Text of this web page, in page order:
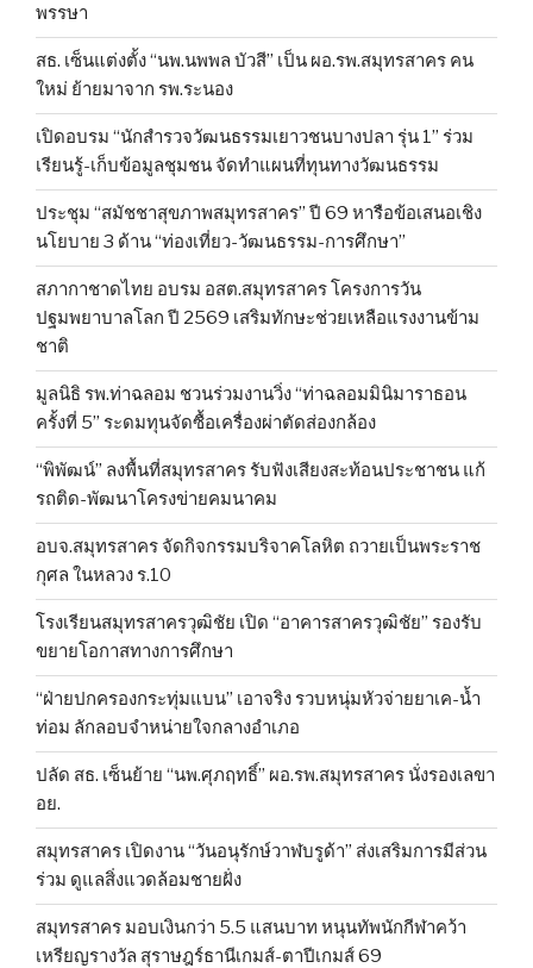
พรรษา
สธ. เซ็นแต่งตั้ง “นพ.นพพล บัวสี” เป็น ผอ.รพ.สมุทรสาคร คน
ใหม่ ย้ายมาจาก รพ.ระนอง
เปิดอบรม “นักสำรวจวัฒนธรรมเยาวชนบางปลา รุ่น 1” ร่วม
เรียนรู้-เก็บข้อมูลชุมชน จัดทำแผนที่ทุนทางวัฒนธรรม
ประชุม “สมัชชาสุขภาพสมุทรสาคร” ปี 69 หารือข้อเสนอเชิง
นโยบาย 3 ด้าน “ท่องเที่ยว-วัฒนธรรม-การศึกษา”
สภากาชาดไทย อบรม อสต.สมุทรสาคร โครงการวัน
ปฐมพยาบาลโลก ปี 2569 เสริมทักษะช่วยเหลือแรงงานข้าม
ชาติ
มูลนิธิ รพ.ท่าฉลอม ชวนร่วมงานวิ่ง “ท่าฉลอมมินิมาราธอน
ครั้งที่ 5” ระดมทุนจัดซื้อเครื่องผ่าตัดส่องกล้อง
“พิพัฒน์” ลงพื้นที่สมุทรสาคร รับฟังเสียงสะท้อนประชาชน แก้
รถติด-พัฒนาโครงข่ายคมนาคม
อบจ.สมุทรสาคร จัดกิจกรรมบริจาคโลหิต ถวายเป็นพระราช
กุศล ในหลวง ร.10
โรงเรียนสมุทรสาครวุฒิชัย เปิด “อาคารสาครวุฒิชัย” รองรับ
ขยายโอกาสทางการศึกษา
“ฝ่ายปกครองกระทุ่มแบน” เอาจริง รวบหนุ่มหัวจ่ายยาเค-น้ำ
ท่อม ลักลอบจำหน่ายใจกลางอำเภอ
ปลัด สธ. เซ็นย้าย “นพ.ศุภฤทธิ์” ผอ.รพ.สมุทรสาคร นั่งรองเลขา
อย.
สมุทรสาคร เปิดงาน “วันอนุรักษ์วาฬบรูด้า” ส่งเสริมการมีส่วน
ร่วม ดูแลสิ่งแวดล้อมชายฝั่ง
สมุทรสาคร มอบเงินกว่า 5.5 แสนบาท หนุนทัพนักกีฬาคว้า
เหรียญรางวัล สุราษฎร์ธานีเกมส์-ตาปีเกมส์ 69